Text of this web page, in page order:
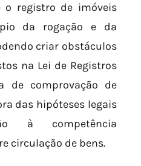
o registro de imóveis
da rogação e da
criar obstáculos
na Lei de Registros
de comprovação de
das hipóteses legais
à competência
circulação de bens.